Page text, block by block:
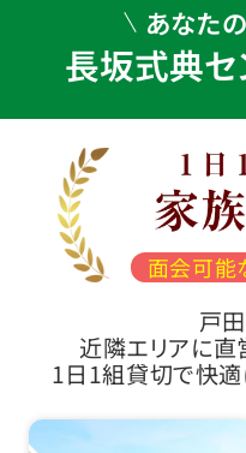
あなた
長坂式典
面会可能
戸
近隣エリアに
1日1組貸切で快